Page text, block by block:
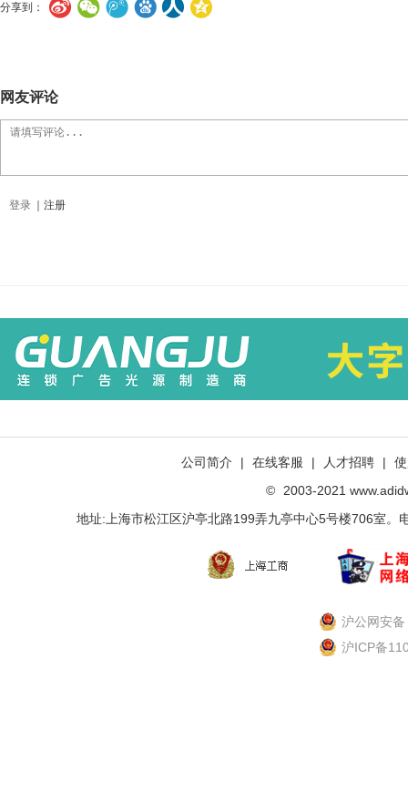
分享到：
网友评论
登录 注册
公司简介 | 在线客服 | 人才招聘 |
©
2003-2021
地址:上海市松江区沪亭北路199弄九亭中心5号楼706室
沪公网安
沪ICP备